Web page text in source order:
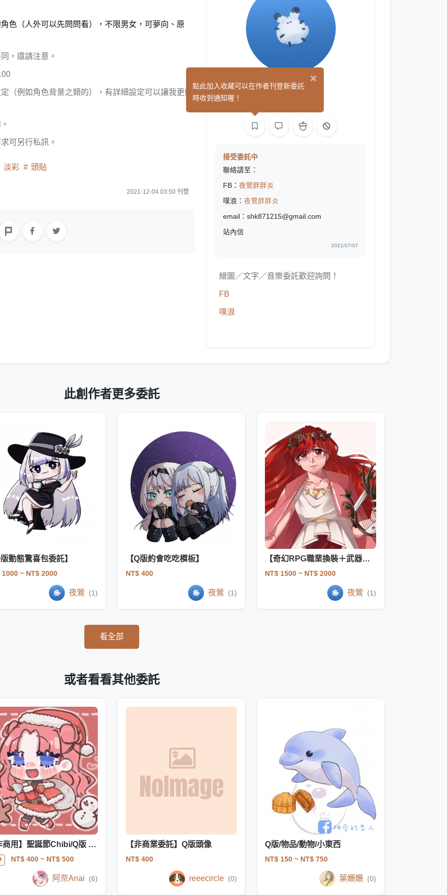
色（人外可以先問問看），不限男女，可夢向、原
，還請注意。
（例如角色背景之類的），有詳細設定可以讓我更好
可另行私訊。
淡彩 頭貼
2021-12-04 03:50 刊登
夜鶯 (1)
接受委託中
聯絡請至：
FB：夜鶯胖胖炎
噗浪：夜鶯胖胖炎
email：shk871215@gmail.com
站內信
2021/07/07
繪圖／文字／音樂委託歡迎詢問！
FB
噗浪
此創作者更多委託
動態驚喜包委託】
1000 ~ NT$ 2000
夜鶯 (1)
【Q版約會吃吃模板】
NT$ 400
夜鶯 (1)
【奇幻RPG職業換裝＋武器驚喜包委託】
NT$ 1500 ~ NT$ 2000
夜鶯 (1)
看全部
或者看看其他委託
【非商用】聖誕節Chibi/Q版 模板
NT$ 400~ NT$ 500
阿奈Anai (6)
【非商業委託】Q版頭像
NT$ 400
reeecircle (0)
Q版/物品/動物/小東西
NT$ 150 ~ NT$ 750
葉姍姍 (0)
×
點此加入收藏可以在作者刊登新委託
時收到通知喔！